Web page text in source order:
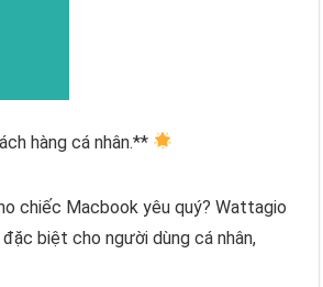
hàng cá nhân.**
chiếc Macbook yêu quý? Wattagio
biệt cho người dùng cá nhân,